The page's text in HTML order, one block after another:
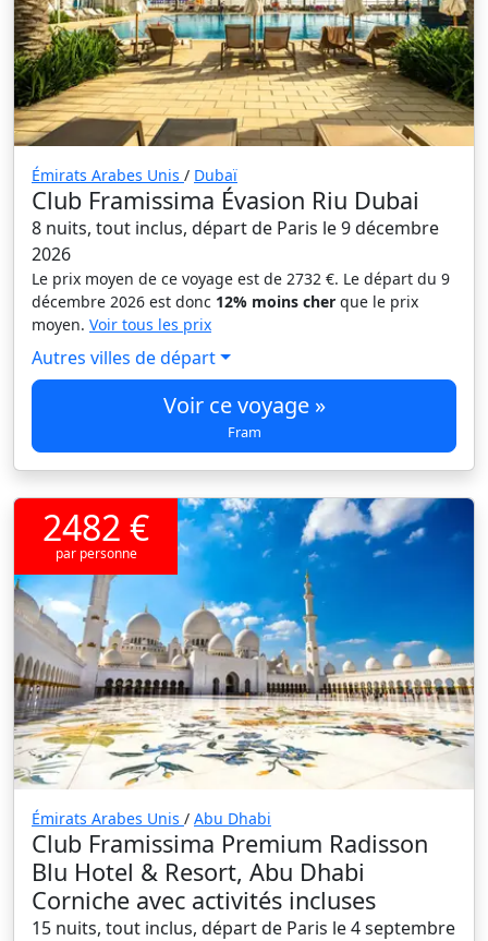
Émirats Arabes Unis / Dubaï
Club Framissima Évasion Riu Dubai
8 nuits, tout inclus, départ de Paris le 9 décembre
2026
Le prix moyen de ce voyage est de 2732 €. Le départ du 9
décembre 2026 est donc 12% moins cher que le prix
moyen. Voir tous les prix
Autres villes de départ
Voir ce voyage »
Fram
2482 €
par personne
Émirats Arabes Unis / Abu Dhabi
Club Framissima Premium Radisson
Blu Hotel & Resort, Abu Dhabi
Corniche avec activités incluses
15 nuits, tout inclus, départ de Paris le 4 septembre